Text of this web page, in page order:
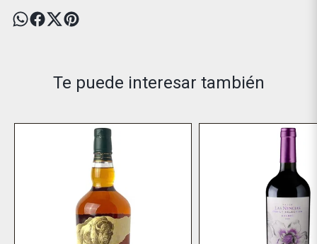
Te puede interesar también